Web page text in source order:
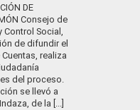
DE
Consejo de
Control Social,
de difundir el
realiza
del proceso.
se llevó a
de la [...]